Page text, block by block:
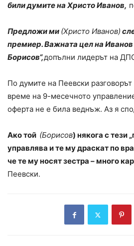
били думите на Христо Иванов,
Предложи ми (Христо Иванов)
премиер. Важната цел на
Борисов“,допълни лидерът на
По думите на Пеевски
време на 9-месечното управление
оферта не е била веднъж. Аз я
Ако той (Борисов) някога с тези
управлява и те му драскат по
че те му носят зестра – много
Пеевски.